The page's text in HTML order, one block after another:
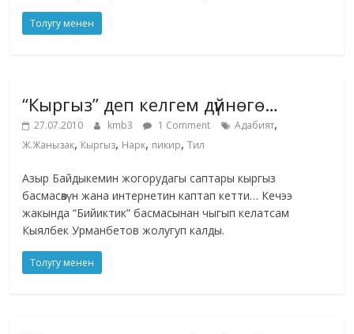
Толугу менен
“Кыргыз” деп келгем дүйнөгө…
27.07.2010 kmb3 1 Comment Адабият,
Ж.Жанызак, Кыргыз, Нарк, пикир,Тил
Азыр Байдыкемин жогорудагы саптары кыргыз
басмасөзүн жана интернетин каптап кетти… Кечээ
жакында “Бийиктик” басмасынан чыгып келатсам
Кыялбек Урманбетов жолугуп калды.
Толугу менен